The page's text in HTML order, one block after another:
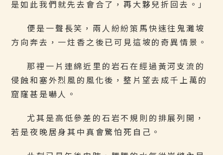
是如此我們就先去會合了，再大夥兒折回去。」
便是一聲長笑，兩人紛紛策馬快速往鬼灘坡
方向奔去，一炷香之後已可見這坡的奇異情景。
那裡一片連綿近里的岩石在經過黃河支流的
侵蝕和塞外烈風的風化後，整片望去成千上萬的
窟窿甚是嚇人。
尤其是高低參差的石岩不規則的排展列開，
若是夜晚居身其中真會驚怕死自己。